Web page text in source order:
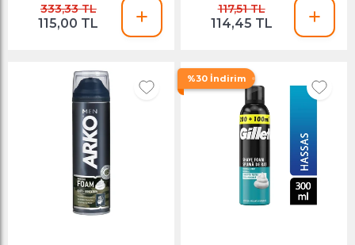
333,33 TL
115,00 TL
117,51 TL
114,45 TL
%30 İndirim